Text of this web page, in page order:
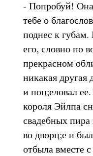
- Попробуй! Она
тебе о
поднес к губам.
его, словно по
прекрасном
никакая другая
и поц;еловал
короля Эйлпа
свадебных
во дворц;е и
отбыла вместе